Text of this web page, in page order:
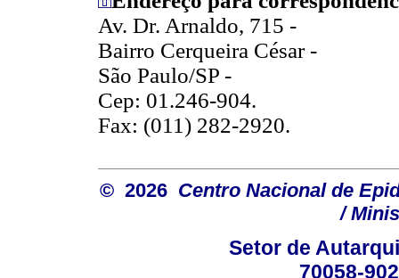
Av. Dr. Arnaldo, 715 -
Bairro Cerqueira César -
São Paulo/SP -
Cep: 01.246-904.
Fax: (011) 282-2920.
© 2026 Centro Nacional de
/
Setor de
70058-